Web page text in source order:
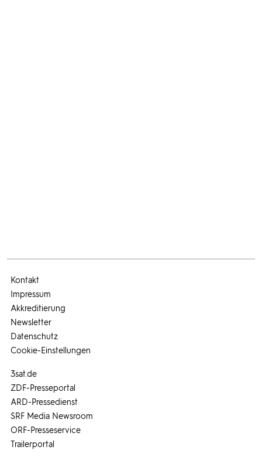
3sat.de
ZDF-Presseportal
ARD-Pressedienst
SRF Media Newsroom
ORF-Presseservice
Trailerportal
Kontakt
Impressum
Akkreditierung
Newsletter
Datenschutz
Cookie-Einstellungen